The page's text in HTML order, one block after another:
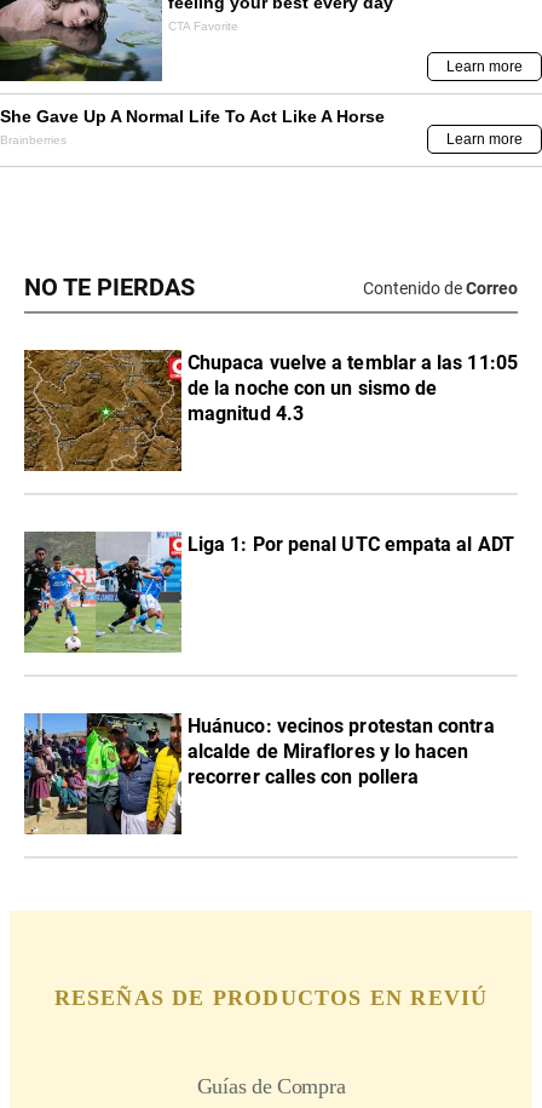
NO TE PIERDAS Contenido deCorreo
Chupaca vuelve a temblar a las 11:05
de la noche con un sismo de
magnitud 4.3
Liga 1: Por penal UTC empata al ADT
Huánuco: vecinos protestan contra
alcalde de Miraflores y lo hacen
recorrer calles con pollera